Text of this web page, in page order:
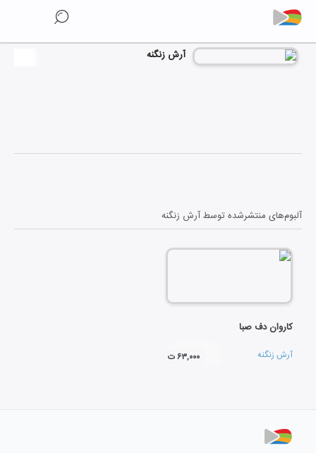
آرش زنگنه
آلبوم‌های منتشرشده توسطآرش زنگنه
کاروان دف صبا
آرش زنگنه ۶۳,۰۰۰ ت